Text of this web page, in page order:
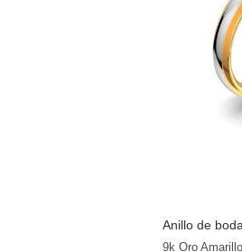
Anillo de
9k Oro